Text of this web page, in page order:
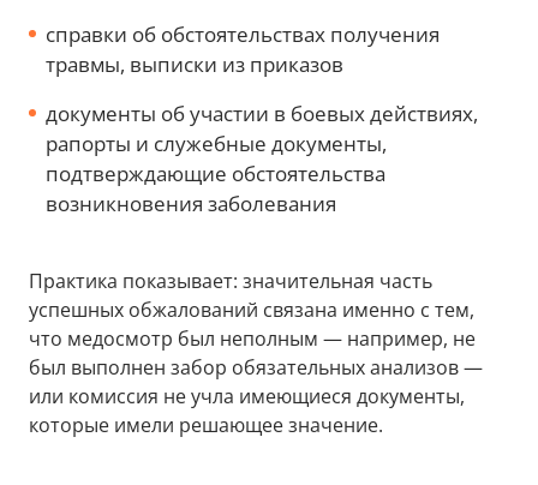
справки об обстоятельствах получения
травмы, выписки из приказов
документы об участии в боевых действиях,
рапорты и служебные документы,
подтверждающие обстоятельства
возникновения заболевания
Практика показывает: значительная часть
успешных обжалований связана именно с тем,
что медосмотр был неполным — например, не
был выполнен забор обязательных анализов —
или комиссия не учла имеющиеся документы,
которые имели решающее значение.